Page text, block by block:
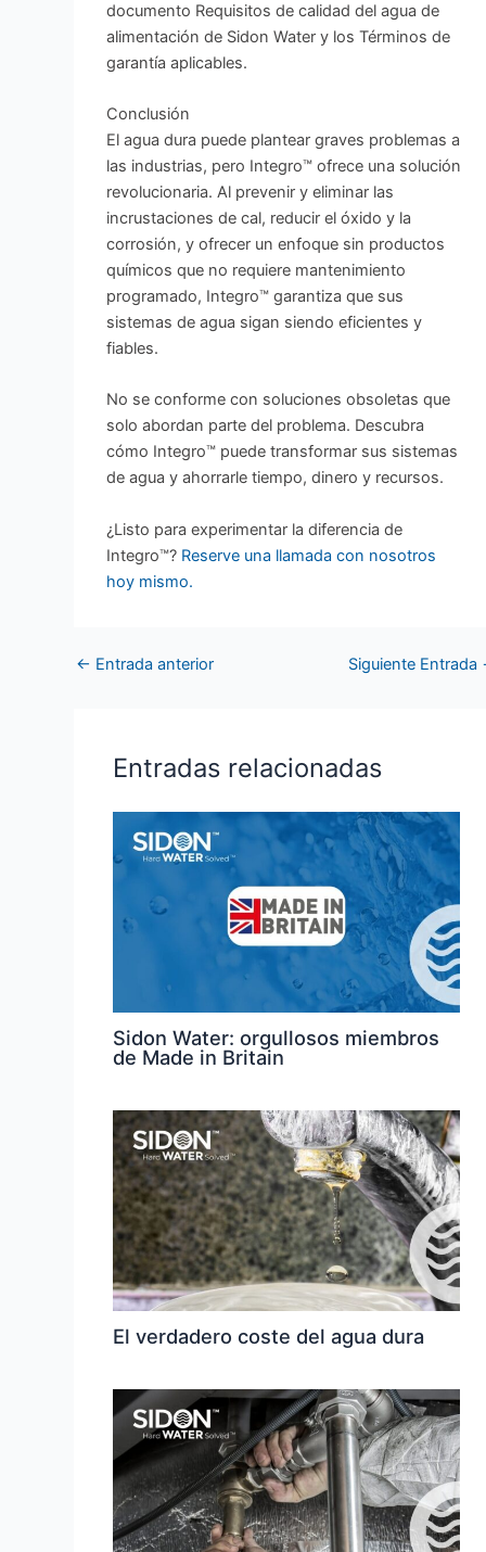
documento Requisitos de calidad del agua de
alimentación de Sidon Water y los Términos de
garantía aplicables.
Conclusión
El agua dura puede plantear graves problemas a
las industrias, pero Integro™ ofrece una solución
revolucionaria. Al prevenir y eliminar las
incrustaciones de cal, reducir el óxido y la
corrosión, y ofrecer un enfoque sin productos
químicos que no requiere mantenimiento
programado, Integro™ garantiza que sus
sistemas de agua sigan siendo eficientes y
fiables.
No se conforme con soluciones obsoletas que
solo abordan parte del problema. Descubra
cómo Integro™ puede transformar sus sistemas
de agua y ahorrarle tiempo, dinero y recursos.
¿Listo para experimentar la diferencia de
Integro™? Reserve una llamada con nosotros
hoy mismo.
← Entrada anterior Siguiente Entrada
Entradas relacionadas
Sidon Water: orgullosos miembros
de Made in Britain
El verdadero coste del agua dura